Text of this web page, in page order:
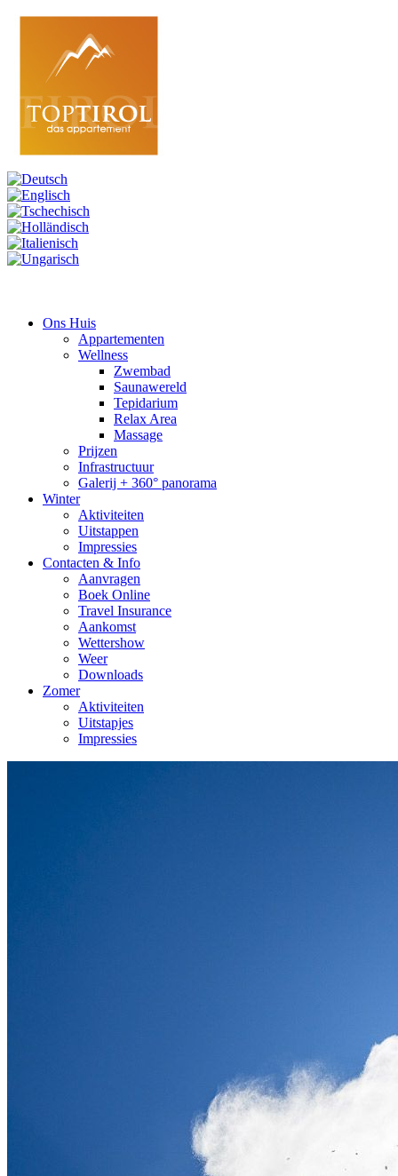
Ons Huis
Appartementen
Wellness
Zwembad
Saunawereld
Tepidarium
Relax Area
Massage
Prijzen
Infrastructuur
Galerij + 360° panorama
Winter
Aktiviteiten
Uitstappen
Impressies
Contacten & Info
Aanvragen
Boek Online
Travel Insurance
Aankomst
Wettershow
Weer
Downloads
Zomer
Aktiviteiten
Uitstapjes
Impressies